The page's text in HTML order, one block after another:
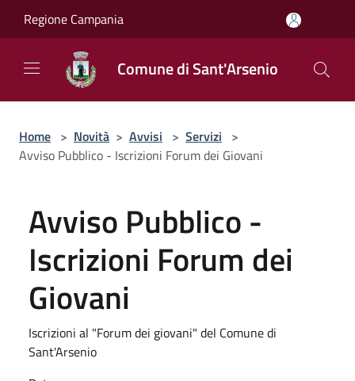
Regione Campania
Comune di Sant'Arsenio
Home > Novità > Avvisi > Servizi >
Avviso Pubblico - Iscrizioni Forum dei Giovani
Avviso Pubblico -
Iscrizioni Forum dei
Giovani
Iscrizioni al "Forum dei giovani" del Comune di
Sant'Arsenio